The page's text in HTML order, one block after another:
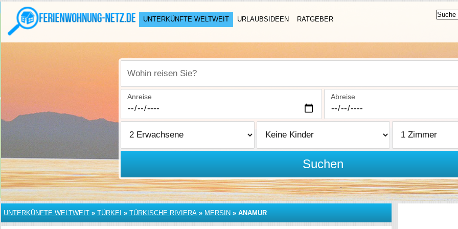
UNTERKÜNFTE WELTWEIT URLAUBSIDEEN RATGEBER
Wohin reisen Sie?
Anreise Abreise
Suchen
UNTERKÜNFTE WELTWEIT » TÜRKEI » TÜRKISCHE RIVIERA » MERSIN » ANAMUR